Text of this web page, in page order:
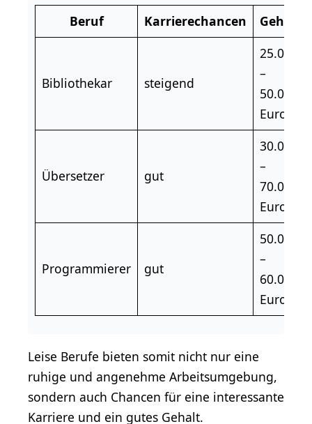
Beruf Karrierechancen Gehalt
Bibliothekar steigend
25.000
–
50.000
Euro
Übersetzer gut
30.000
–
70.000
Euro
Programmierer gut
50.000
–
60.000
Euro
Leise Berufe bieten somit nicht nur eine
ruhige und angenehme Arbeitsumgebung,
sondern auch Chancen für eine interessante
Karriere und ein gutes Gehalt.